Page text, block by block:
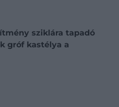
sziklára tapadó
gróf kastélya a